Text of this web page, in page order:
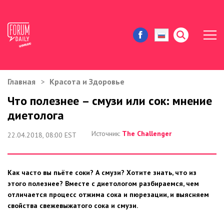
ЖИЗНЬ И ИСТОРИИ
ИММИГРАЦИЯ В США
ЗНАМЕНИТОСТИ
ЗДОРОВЬЕ И КРАСОТА
Главная Красота и Здоровье
Что полезнее – смузи или сок: мнение
диетолога
22.04.2018, 08:00 EST Источник: The Challenger
Как часто вы пьёте соки? А смузи? Хотите знать, что из
этого полезнее? Вместе с диетологом разбираемся, чем
отличается процесс отжима сока и пюрезации, и выясняем
свойства свежевыжатого сока и смузи.